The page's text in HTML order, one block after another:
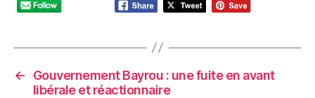
←
Gouvernement Bayrou : une fuite en avant
libérale et réactionnaire